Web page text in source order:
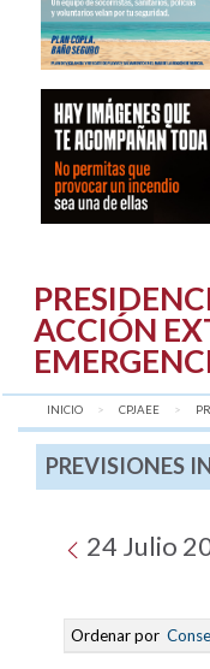
ACCIÓN
INICIO CPJAEE
PREVISIONES
24 Julio
Ordenar por